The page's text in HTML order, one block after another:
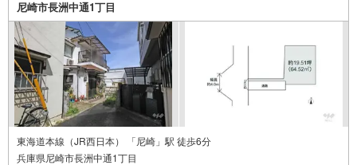
尼崎市長洲中通1丁目
東海道本線（JR西日本） 「尼崎」駅 徒歩6分
兵庫県尼崎市長洲中通1丁目